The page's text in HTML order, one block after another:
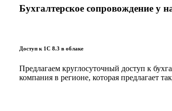
Бухгалтерское сопровождение у
Доступ к 1С 8.3 в облаке
Предлагаем круглосуточный доступ к
компания в регионе, которая